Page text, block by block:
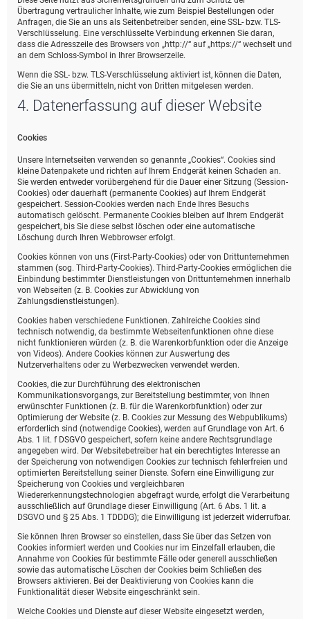
Übertragung vertraulicher Inhalte, wie zum Beispiel Bestellungen oder
Anfragen, die Sie an uns als Seitenbetreiber senden, eine SSL- bzw. TLS-
Verschlüsselung. Eine verschlüsselte Verbindung erkennen Sie daran,
dass die Adresszeile des Browsers von „http://“ auf „https://“ wechselt und
an dem Schloss-Symbol in Ihrer Browserzeile.
Wenn die SSL- bzw. TLS-Verschlüsselung aktiviert ist, können die Daten,
die Sie an uns übermitteln, nicht von Dritten mitgelesen werden.
4. Datenerfassung auf dieser Website
Cookies
Unsere Internetseiten verwenden so genannte „Cookies“. Cookies sind
kleine Datenpakete und richten auf Ihrem Endgerät keinen Schaden an.
Sie werden entweder vorübergehend für die Dauer einer Sitzung (Session-
Cookies) oder dauerhaft (permanente Cookies) auf Ihrem Endgerät
gespeichert. Session-Cookies werden nach Ende Ihres Besuchs
automatisch gelöscht. Permanente Cookies bleiben auf Ihrem Endgerät
gespeichert, bis Sie diese selbst löschen oder eine automatische
Löschung durch Ihren Webbrowser erfolgt.
Cookies können von uns (First-Party-Cookies) oder von Drittunternehmen
stammen (sog. Third-Party-Cookies). Third-Party-Cookies ermöglichen die
Einbindung bestimmter Dienstleistungen von Drittunternehmen innerhalb
von Webseiten (z. B. Cookies zur Abwicklung von
Zahlungsdienstleistungen).
Cookies haben verschiedene Funktionen. Zahlreiche Cookies sind
technisch notwendig, da bestimmte Webseitenfunktionen ohne diese
nicht funktionieren würden (z. B. die Warenkorbfunktion oder die Anzeige
von Videos). Andere Cookies können zur Auswertung des
Nutzerverhaltens oder zu Werbezwecken verwendet werden.
Cookies, die zur Durchführung des elektronischen
Kommunikationsvorgangs, zur Bereitstellung bestimmter, von Ihnen
erwünschter Funktionen (z. B. für die Warenkorbfunktion) oder zur
Optimierung der Website (z. B. Cookies zur Messung des Webpublikums)
erforderlich sind (notwendige Cookies), werden auf Grundlage von Art. 6
Abs. 1 lit. f DSGVO gespeichert, sofern keine andere Rechtsgrundlage
angegeben wird. Der Websitebetreiber hat ein berechtigtes Interesse an
der Speicherung von notwendigen Cookies zur technisch fehlerfreien und
optimierten Bereitstellung seiner Dienste. Sofern eine Einwilligung zur
Speicherung von Cookies und vergleichbaren
Wiedererkennungstechnologien abgefragt wurde, erfolgt die Verarbeitung
ausschließlich auf Grundlage dieser Einwilligung (Art. 6 Abs. 1 lit. a
DSGVO und § 25 Abs. 1 TDDDG); die Einwilligung ist jederzeit widerrufbar.
Sie können Ihren Browser so einstellen, dass Sie über das Setzen von
Cookies informiert werden und Cookies nur im Einzelfall erlauben, die
Annahme von Cookies für bestimmte Fälle oder generell ausschließen
sowie das automatische Löschen der Cookies beim Schließen des
Browsers aktivieren. Bei der Deaktivierung von Cookies kann die
Funktionalität dieser Website eingeschränkt sein.
Welche Cookies und Dienste auf dieser Website eingesetzt werden,